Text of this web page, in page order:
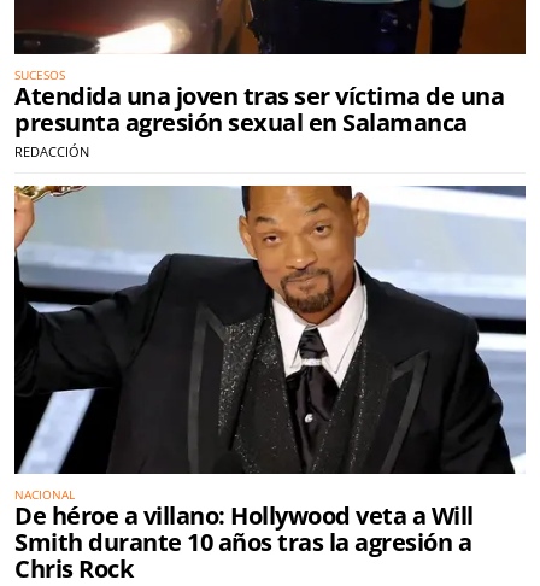
SUCESOS
Atendida una joven tras ser víctima de una
presunta agresión sexual en Salamanca
REDACCIÓN
NACIONAL
De héroe a villano: Hollywood veta a Will
Smith durante 10 años tras la agresión a
Chris Rock